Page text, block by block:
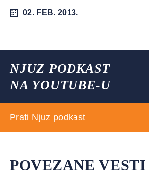
02. FEB. 2013.
NJUZ PODKAST
NA YOUTUBE-U
Prati Njuz podkast
POVEZANE VESTI